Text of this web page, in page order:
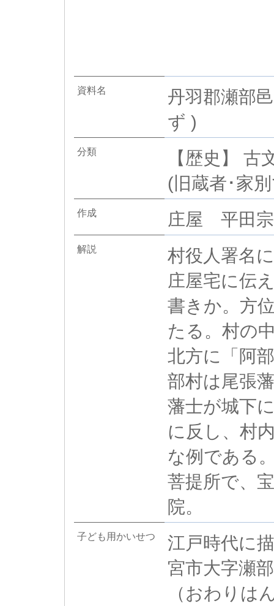
資料名
丹羽郡瀬部
ず )
分類
【歴史】
(旧蔵者･家
作成 庄屋 平田
解説
村役人署名
庄屋宅に伝
書きか。方
たる。村の
北方に「阿
部村は尾張
藩士が城下
に反し、村
な例である
菩提所で、
院。
子ども用かいせつ
江戸時代に
宮市大字瀬
（おわりは